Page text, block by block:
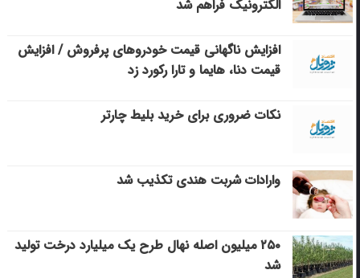
الکترونیک فراهم شد
افزایش ناگهانی قیمت خودروهای پرفروش / افزایش
قیمت دنا، هایما و تارا رکورد زد
نکات ضروری برای خرید بلیط چارتر
وارادات شربت هندی تکذیب شد
۲۵۰ میلیون اصله نهال طرح یک میلیارد درخت تولید
شد